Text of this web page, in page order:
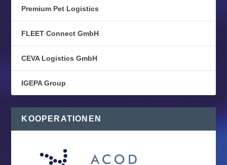
Premium Pet Logistics
FLEET Connect GmbH
CEVA Logistics GmbH
IGEPA Group
KOOPERATIONEN